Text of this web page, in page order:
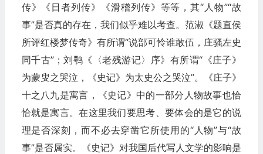
传》《日者列传》《滑稽列传》等等，其“人物”“故
事”是否真的存在，我们似乎难以考查。范淑《题直侯
所评红楼梦传奇》有所谓“说部可怜谁敢伍，庄骚左史
同千古”；刘鹗《〈老残游记〉序》有所谓“《庄子》
为蒙叟之哭泣，《史记》为太史公之哭泣”。《庄子》
十之八九是寓言，《史记》中的一部分人物故事也恰
恰就是寓言。在这里我们要思考、要体会的是它的说
理是否深刻，而不必去穿凿它所使用的“人物”与“故
事”是否属实。《史记》对我国后代写人文学的影响是